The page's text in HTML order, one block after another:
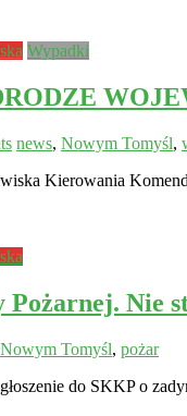
Wypadki
news, Nowym Tomyśl,
Kierowania
Pożarnej.
Nowym Tomyśl, pożar
do SKKP o